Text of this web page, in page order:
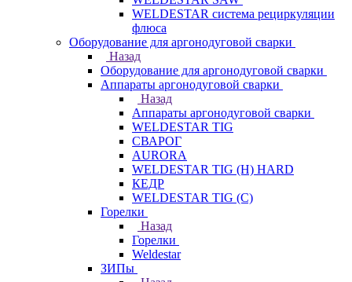
WELDESTAR система рециркуляции
флюса
Оборудование для аргонодуговой сварки
Назад
Оборудование для аргонодуговой сварки
Аппараты аргонодуговой сварки
Назад
Аппараты аргонодуговой сварки
WELDESTAR TIG
СВАРОГ
AURORA
WELDESTAR TIG (H) HARD
КЕДР
WELDESTAR TIG (С)
Горелки
Назад
Горелки
Weldestar
ЗИПы